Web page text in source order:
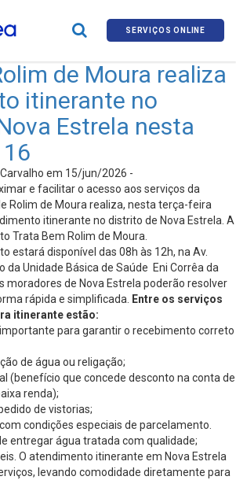
SERVIÇOS ONLINE
de Moura realiza
itinerante no
Estrela nesta
em 15/jun/2026 -
e facilitar o acesso aos serviços da
Rolim de Moura realiza, nesta terça-feira
itinerante no distrito de Nova Estrela. A
Trata Bem Rolim de Moura.
estará disponível das 08h às 12h, na Av.
da Unidade Básica de Saúde Eni Corrêa da
moradores de Nova Estrela poderão resolver
rápida e simplificada.
Entre os serviços
itinerante estão:
para garantir o recebimento correto
de água ou religação;
(benefício que concede desconto na conta de
renda);
de vistorias;
condições especiais de parcelamento.
entregar água tratada com qualidade;
O atendimento itinerante em Nova Estrela
levando comodidade diretamente para